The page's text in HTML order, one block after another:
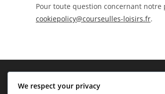
Pour toute question concernant notre
cookiepolicy@courseulles-loisirs.fr.
We respect your privacy